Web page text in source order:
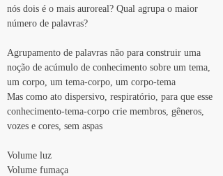
nós dois é o mais auroreal? Qual agrupa o maior
número de palavras?
Agrupamento de palavras não para construir uma
noção de acúmulo de conhecimento sobre um tema,
um corpo, um tema-corpo, um corpo-tema
Mas como ato dispersivo, respiratório, para que esse
conhecimento-tema-corpo crie membros, gêneros,
vozes e cores, sem aspas
Volume luz
Volume fumaça